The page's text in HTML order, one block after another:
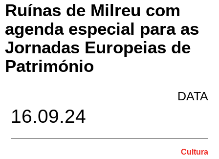
Ruínas de Milreu com
agenda especial para as
Jornadas Europeias de
Património
DATA
16.09.24
Cultura